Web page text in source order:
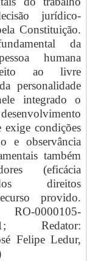
jurídico-
Constituição.
da
humana
ao livre
personalidade
integrado o
condições
e observância
também
(eficácia
direitos
provido.
0000105-
Redator:
Felipe Ledur,